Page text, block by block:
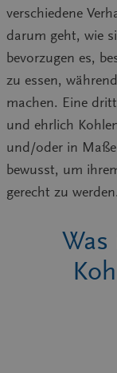
verschiedene
darum geht, wie
bevorzugen es,
zu essen,
machen. Eine
und ehrlich
und/oder in
bewusst, um
gerecht zu werden.